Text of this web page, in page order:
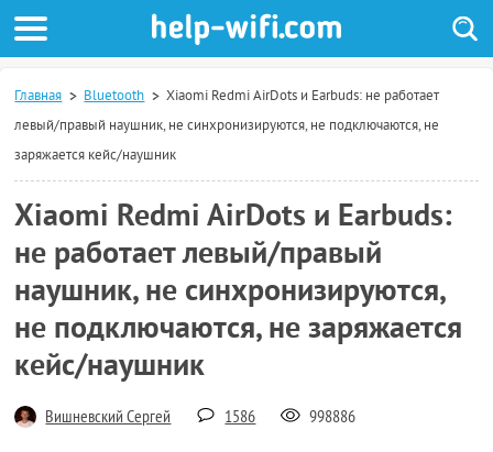
Главная Bluetooth
Xiaomi Redmi AirDots и Earbuds: не работает
левый/правый наушник, не синхронизируются, не подключаются, не
заряжается кейс/наушник
Xiaomi Redmi AirDots и Earbuds:
не работает левый/правый
наушник, не синхронизируются,
не подключаются, не заряжается
кейс/наушник
Вишневский Сергей 1586 998886